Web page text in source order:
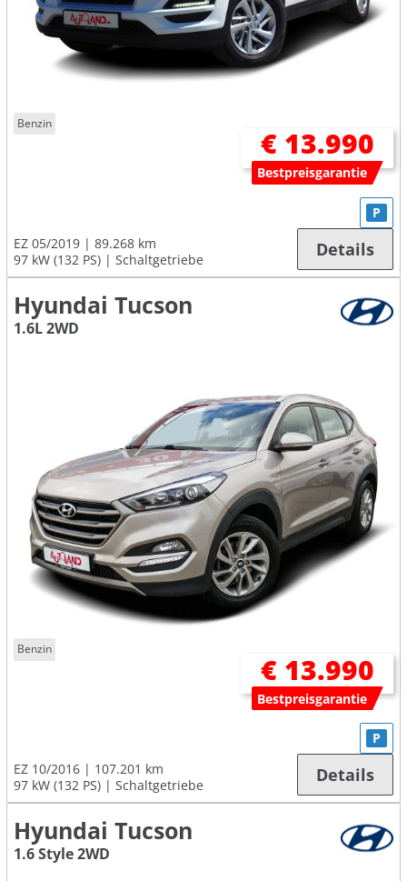
Benzin
€ 13.990
Bestpreisgarantie
EZ 05/2019
89.268 km
97 kW (132 PS)
Schaltgetriebe
P
Details
Hyundai Tucson
1.6L 2WD
Benzin
€ 13.990
Bestpreisgarantie
EZ 10/2016
107.201 km
97 kW (132 PS)
Schaltgetriebe
P
Details
Hyundai Tucson
1.6 Style 2WD